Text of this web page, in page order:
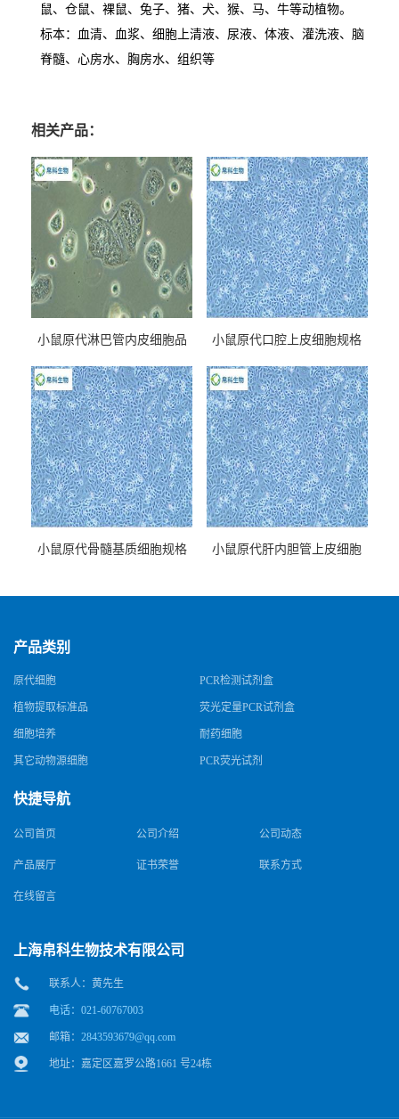
鼠、仓鼠、裸鼠、兔子、猪、犬、猴、马、牛等动植物。
标本：血清、血浆、细胞上清液、尿液、体液、灌洗液、脑
脊髓、心房水、胸房水、组织等
相关产品：
小鼠原代淋巴管内皮细胞品
小鼠原代口腔上皮细胞规格
小鼠原代骨髓基质细胞规格
小鼠原代肝内胆管上皮细胞
产品类别
原代细胞 PCR检测试剂盒
植物提取标准品 荧光定量PCR试剂盒
细胞培养 耐药细胞
其它动物源细胞 PCR荧光试剂
快捷导航
公司首页 公司介绍 公司动态
产品展厅 证书荣誉 联系方式
在线留言
上海帛科生物技术有限公司
联系人：黄先生
电话：021-60767003
邮箱： 2843593679@qq.com
地址：嘉定区嘉罗公路1661 号24栋